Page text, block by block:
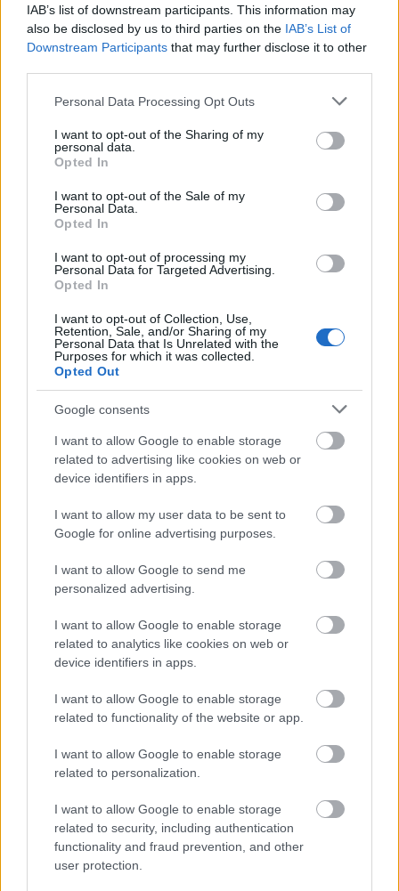
IAB’s list of downstream participants. This information may
also be disclosed by us to third parties on the IAB’s List of
Downstream Participants that may further disclose it to other
Please note that this website/app uses one or more Google
not limited to your visit or usage behaviour. You may click to
grant or deny consent to Google and its third-party tags to
use your data for below specified purposes in below Google
consent section.
Personal Data Processing Opt Outs
I want to opt-out of the Sharing of my
personal data.
Opted In
I want to opt-out of the Sale of my
Personal Data.
Opted In
I want to opt-out of processing my
Personal Data for Targeted Advertising.
Opted In
I want to opt-out of Collection, Use,
Retention, Sale, and/or Sharing of my
Personal Data that Is Unrelated with the
Purposes for which it was collected.
Opted Out
Google consents
I want to allow Google to enable storage
related to advertising like cookies on web or
device identifiers in apps.
I want to allow my user data to be sent to
Google for online advertising purposes.
I want to allow Google to send me
personalized advertising.
I want to allow Google to enable storage
related to analytics like cookies on web or
device identifiers in apps.
I want to allow Google to enable storage
related to functionality of the website or app.
I want to allow Google to enable storage
related to personalization.
I want to allow Google to enable storage
related to security, including authentication
functionality and fraud prevention, and other
user protection.
A rovat támogatója:
Izgalmas évadot zárt a Hungarian Startup
University Program az Eötvös Loránd
Tudományegyetemen: az innovációs
program hatodik évadában közel 100
hallgató vett részt - olvasható az ELTE
A Nemzeti Innovációs Ügynökség által
gondozott Hungarian Startup University
Program (HSUP) az ország első online
egyetemi startupképzése, célja az
egyetemisták megismertetése a modern
vállalkozói ismeretekkel.
innovatív gondolkodásmód, a startup-világ
megismerése a cél, a második félévben a
gyakorlati tudás sajátítható el.
Az ELTE a program 2020-as indulása óta
több mint 1500 hallgató vett részt a kurzuson.
A 2025/2026-os évad első félévének